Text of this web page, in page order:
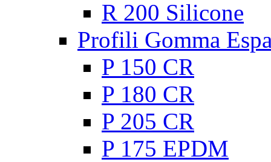
R 200 Silicone
Profili Gomma
P 150 CR
P 180 CR
P 205 CR
P 175 EPDM